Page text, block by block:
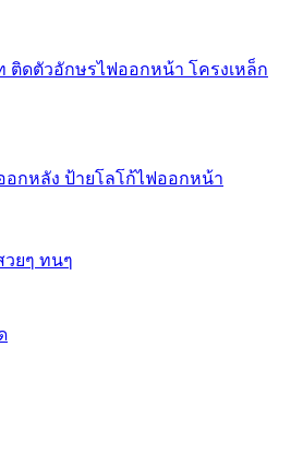
ติดตัวอักษรไฟออกหน้า โครงเหล็ก
อกหลัง ป้ายโลโก้ไฟออกหน้า
วยๆ ทนๆ